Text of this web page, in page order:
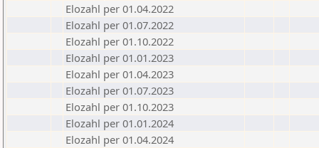
Elozahl per 01.04.2022
Elozahl per 01.07.2022
Elozahl per 01.10.2022
Elozahl per 01.01.2023
Elozahl per 01.04.2023
Elozahl per 01.07.2023
Elozahl per 01.10.2023
Elozahl per 01.01.2024
Elozahl per 01.04.2024